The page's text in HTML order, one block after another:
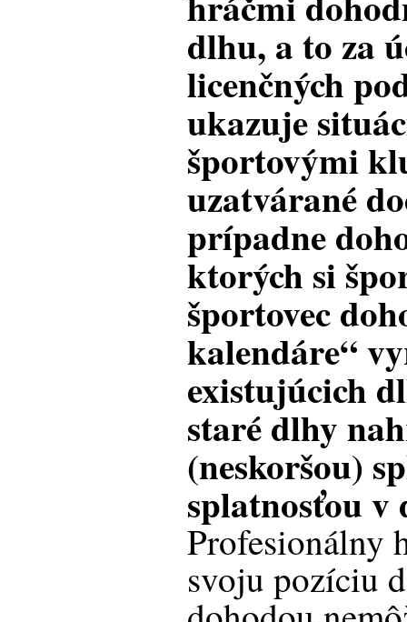
dlhu, a to za
licenčných
ukazuje
športovými
uzatvárané
prípadne
ktorých si
športovec
kalendáre“
existujúcich
staré dlhy
(neskoršou)
splatnosťou v
Profesionálny
svoju pozíciu